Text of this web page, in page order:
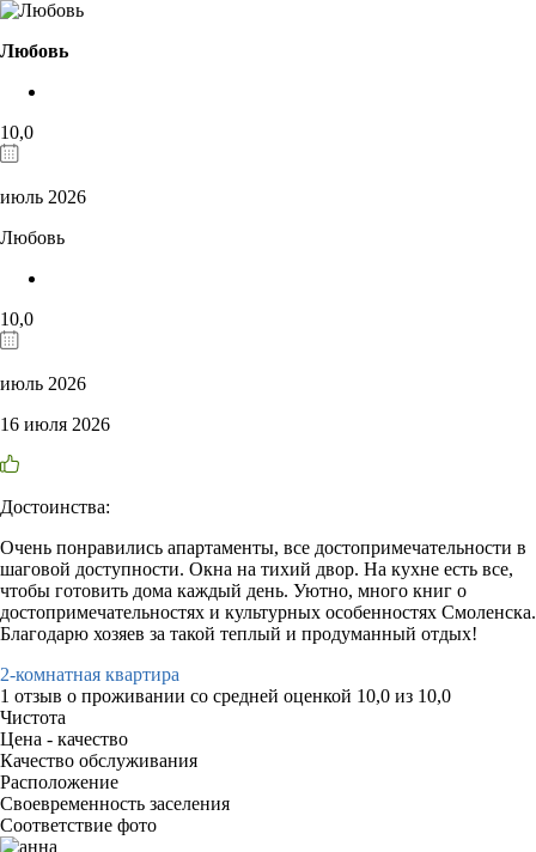
Любовь
10,0
июль 2026
Любовь
10,0
июль 2026
16 июля 2026
Достоинства:
Очень понравились апартаменты, все достопримечательности в
шаговой доступности. Окна на тихий двор. На кухне есть все,
чтобы готовить дома каждый день. Уютно, много книг о
достопримечательностях и культурных особенностях Смоленска.
Благодарю хозяев за такой теплый и продуманный отдых!
2-комнатная квартира
1 отзыв о проживании со средней оценкой 10,0 из 10,0
Чистота
Цена - качество
Качество обслуживания
Расположение
Своевременность заселения
Соответствие фото